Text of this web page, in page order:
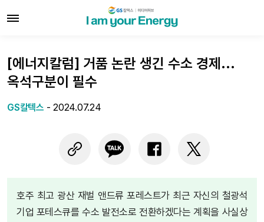
[에너지칼럼] 거품 논란 생긴 수소 경제…
옥석구분이 필수
GS칼텍스 - 2024.07.24
호주 최고 광산 재벌 앤드류 포레스트가 최근 자신의 철광석
기업 포테스큐를 수소 발전소로 전환하겠다는 계획을 사실상